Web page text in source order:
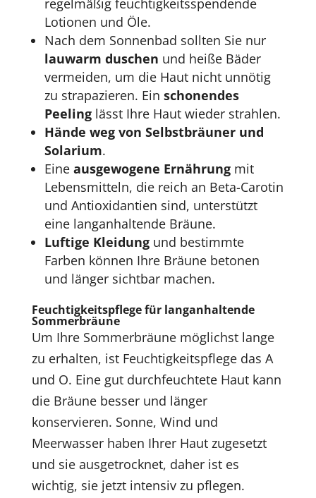
regelmäßig feuchtigkeitsspendende
Lotionen und Öle.
Nach dem Sonnenbad sollten Sie nur
lauwarm duschen und heiße Bäder
vermeiden, um die Haut nicht unnötig
zu strapazieren. Ein schonendes
Peelinglässt Ihre Haut wieder strahlen.
Hände weg von Selbstbräuner und
Solarium.
Eine ausgewogene Ernährungmit
Lebensmitteln, die reich an Beta-Carotin
und Antioxidantien sind, unterstützt
eine langanhaltende Bräune.
Luftige Kleidungund bestimmte
Farben können Ihre Bräune betonen
und länger sichtbar machen.
Feuchtigkeitspflege für langanhaltende
Sommerbräune
Um Ihre Sommerbräune möglichst lange
zu erhalten, ist Feuchtigkeitspflege das A
und O. Eine gut durchfeuchtete Haut kann
die Bräune besser und länger
konservieren. Sonne, Wind und
Meerwasser haben Ihrer Haut zugesetzt
und sie ausgetrocknet, daher ist es
wichtig, sie jetzt intensiv zu pflegen.